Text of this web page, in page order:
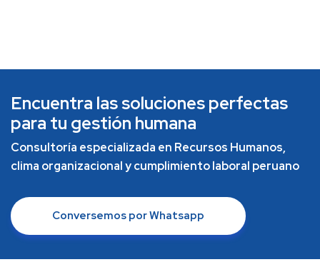
Encuentra las soluciones perfectas
para tu gestión humana
Consultoría especializada en Recursos Humanos,
clima organizacional y cumplimiento laboral peruano
Conversemos por Whatsapp